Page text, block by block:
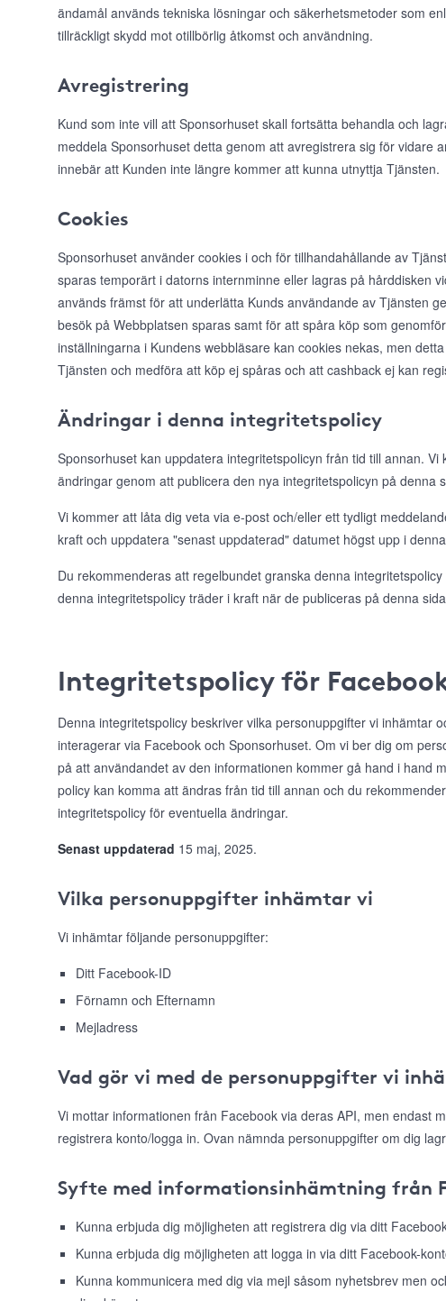
ändamål används tekniska lösningar och säkerhetsmetoder som
tillräckligt skydd mot otillbörlig åtkomst och användning.
Avregistrering
Kund som inte vill att Sponsorhuset skall fortsätta behandla och
meddela Sponsorhuset detta genom att avregistrera sig för vidare
innebär att Kunden inte längre kommer att kunna utnyttja Tjänsten.
Cookies
Sponsorhuset använder cookies i och för tillhandahållande av
sparas temporärt i datorns internminne eller lagras på hårddisken
används främst för att underlätta Kunds användande av Tjänsten
besök på Webbplatsen sparas samt för att spåra köp som
inställningarna i Kundens webbläsare kan cookies nekas, men
Tjänsten och medföra att köp ej spåras och att cashback ej kan
Ändringar i denna integritetspolicy
Sponsorhuset kan uppdatera integritetspolicyn från tid till annan.
ändringar genom att publicera den nya integritetspolicyn på denna
Vi kommer att låta dig veta via e-post och/eller ett tydligt
kraft och uppdatera "senast uppdaterad" datumet högst upp i
Du rekommenderas att regelbundet granska denna
denna integritetspolicy träder i kraft när de publiceras på denna
Integritetspolicy för
Denna integritetspolicy beskriver vilka personuppgifter vi inhämtar
interagerar via Facebook och Sponsorhuset. Om vi ber dig om
på att användandet av den informationen kommer gå hand i hand
policy kan komma att ändras från tid till annan och du
integritetspolicy för eventuella ändringar.
Senast uppdaterad 15 maj, 2025.
Vilka personuppgifter inhämtar vi
Vi inhämtar följande personuppgifter:
Ditt Facebook-ID
Förnamn och Efternamn
Mejladress
Vad gör vi med de personuppgifter vi
Vi mottar informationen från Facebook via deras API, men endast
registrera konto/logga in. Ovan nämnda personuppgifter om dig
Syfte med informationsinhämtning från
Kunna erbjuda dig möjligheten att registrera dig via ditt
Kunna erbjuda dig möjligheten att logga in via ditt Facebook-
Kunna kommunicera med dig via mejl såsom nyhetsbrev men